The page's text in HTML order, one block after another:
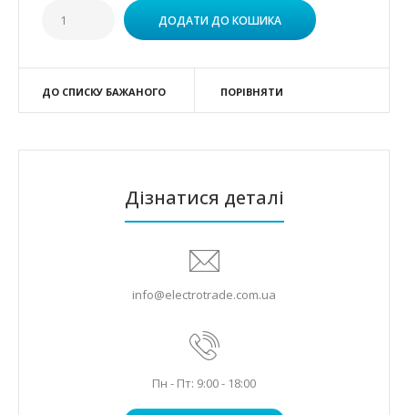
ДО СПИСКУ БАЖАНОГО ПОРІВНЯТИ
Дізнатися деталі
info@electrotrade.com.ua
Пн - Пт: 9:00 - 18:00